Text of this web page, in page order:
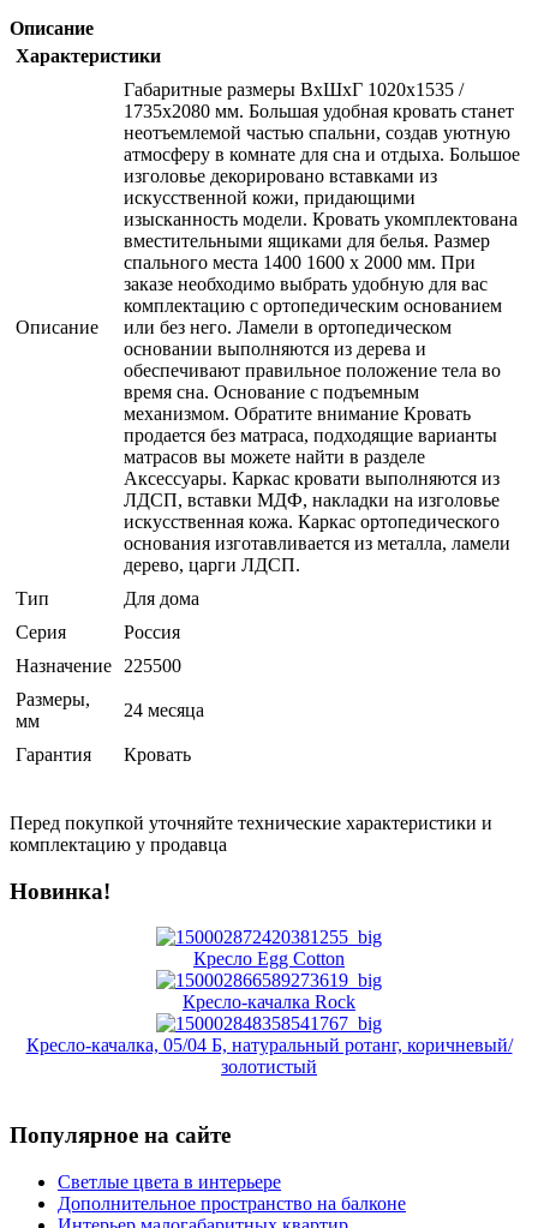
Описание
Характеристики
Описание
Габаритные размеры ВхШхГ 1020x1535 /
1735x2080 мм. Большая удобная кровать станет
неотъемлемой частью спальни, создав уютную
атмосферу в комнате для сна и отдыха. Большое
изголовье декорировано вставками из
искусственной кожи, придающими
изысканность модели. Кровать укомплектована
вместительными ящиками для белья. Размер
спального места 1400 1600 х 2000 мм. При
заказе необходимо выбрать удобную для вас
комплектацию с ортопедическим основанием
или без него. Ламели в ортопедическом
основании выполняются из дерева и
обеспечивают правильное положение тела во
время сна. Основание с подъемным
механизмом. Обратите внимание Кровать
продается без матраса, подходящие варианты
матрасов вы можете найти в разделе
Аксессуары. Каркас кровати выполняются из
ЛДСП, вставки МДФ, накладки на изголовье
искусственная кожа. Каркас ортопедического
основания изготавливается из металла, ламели
дерево, царги ЛДСП.
Тип
Для дома
Серия
Россия
Назначение
225500
Размеры,
мм
24 месяца
Гарантия Кровать
Перед покупкой уточняйте технические характеристики и
комплектацию у продавца
Новинка!
Кресло Egg Cotton
Кресло-качалка Rock
Кресло-качалка, 05/04 Б, натуральный ротанг, коричневый/
золотистый
Популярное на сайте
Светлые цвета в интерьере
Дополнительное пространство на балконе